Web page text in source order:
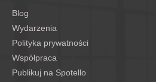
Blog
Wydarzenia
Polityka prywatności
Współpraca
Publikuj na Spotello